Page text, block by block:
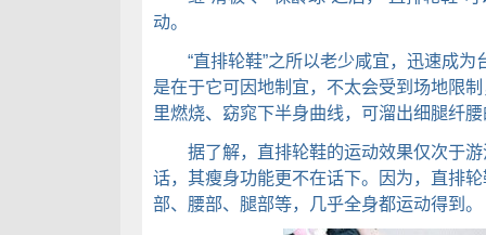
动。
“直排轮鞋”之所以老少咸宜，迅速成为
是在于它可因地制宜，不太会受到场地限
里燃烧、窈窕下半身曲线，可溜出细腿纤
据了解，直排轮鞋的运动效果仅次于游
话，其瘦身功能更不在话下。因为，直排
部、腰部、腿部等，几乎全身都运动得到。